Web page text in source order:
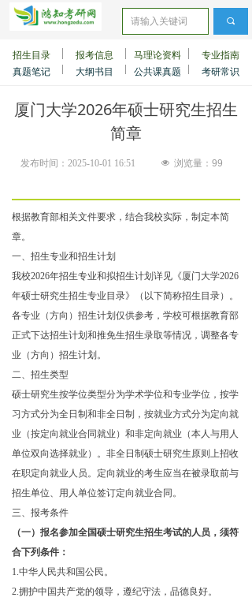
真题笔记 大纲书目 公共课真题 考研常识
招生目录 报考信息 马理论资料 专业指南
끠
发布时间： 2025-10-01 16:51
根据教育部相关文件要求，结合我校实际，制定本简
章。
一、招生专业和招生计划
我校2026年招生专业和拟招生计划详见《厦门大学2026
年硕士研究生招生专业目录》（以下简称招生目录）。
各专业（方向）招生计划仅供参考，学校可根据教育部
正式下达招生计划和推免生招生录取等情况，调整各专
业（方向）招生计划。
二、招生类型
硕士研究生按学位类型分为学术学位和专业学位，按学
习方式分为全日制和非全日制，按就业方式分为定向就
业（按定向就业合同就业）和非定向就业（本人与用人
单位双向选择就业）。非全日制硕士研究生原则上招收
在职定向就业人员。定向就业的考生应当在被录取前与
招生单位、用人单位签订定向就业合同。
三、报考条件
（一）报名参加全国硕士研究生招生考试的人员，须符
合下列条件：
1.中华人民共和国公民。
2.拥护中国共产党的领导，遵纪守法，品德良好。
厦门大学2026年硕士研究生招生
简章
넶 浏览量： 99